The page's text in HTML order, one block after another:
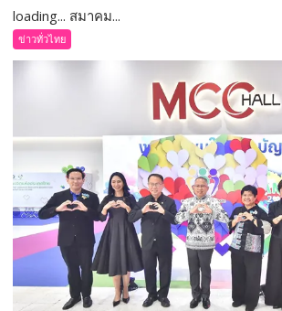
loading... สมาคม...
ข่าวทั่วไทย